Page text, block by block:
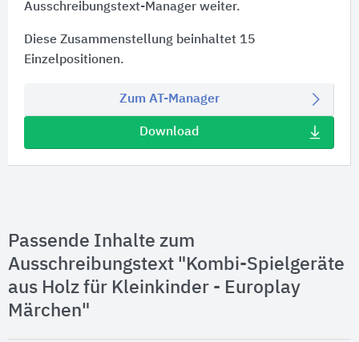
Ausschreibungstext-Manager weiter.
Diese Zusammenstellung beinhaltet 15
Einzelpositionen.
Zum AT-Manager
Download
Passende Inhalte zum
Ausschreibungstext "Kombi-Spielgeräte
aus Holz für Kleinkinder - Europlay
Märchen"